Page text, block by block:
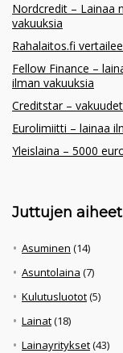
Nordcredit – Lainaa
vakuuksia
Rahalaitos.fi
Fellow Finance –
ilman vakuuksia
Creditstar –
Eurolimiitti – lainaa
Yleislaina – 5000
Juttujen aiheet
Asuminen (14)
Asuntolaina (7)
Kulutusluotot(5)
Lainat(18)
Lainayritykset(43)